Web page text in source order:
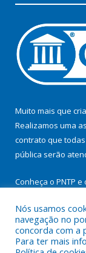
Muito mais que
Realizamos uma
contrato que
pública serão
Conheça o PNTP e
Todos os
Nós usamos
navegação no
concorda com a
Para ter mais